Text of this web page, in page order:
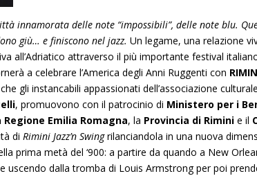
innamorata delle note “impossibili”, delle note blu.
giù… e finiscono nel jazz. Un legame, una relazione
all’Adriatico attraverso il più importante festival
a celebrare l’America degli Anni Ruggenti con
che gli instancabili appassionati dell’associazione
, promuovono con il patrocinio di Ministero per i
Emilia Romagna, la Provincia di Rimini e il
diRimini Jazz’n Swingrilanciandola in una nuova
prima metà del ‘900: a partire da quando a New
uscendo dalla tromba di Louis Armstrong per poi